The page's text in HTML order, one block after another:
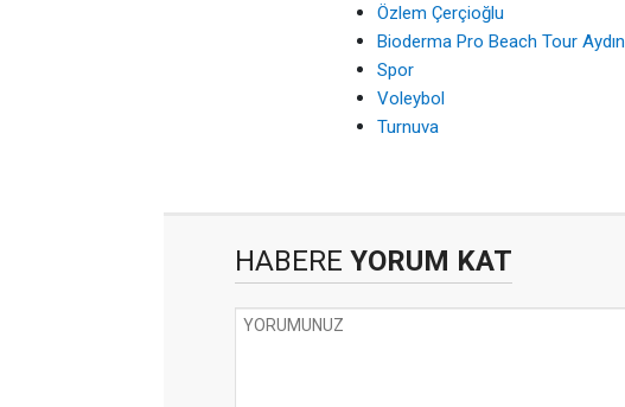
Özlem Çerçioğlu
Bioderma Pro Beach Tour Aydın
Spor
Voleybol
Turnuva
HABERE YORUM KAT